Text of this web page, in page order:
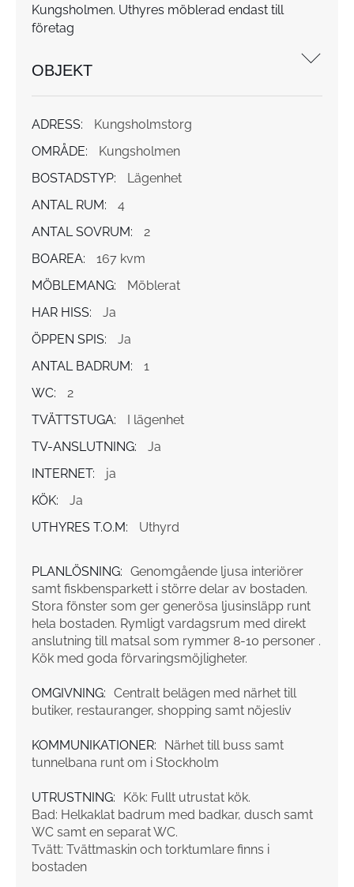
Kungsholmen. Uthyres möblerad endast till
företag
OBJEKT
ADRESS:
Kungsholmstorg
OMRÅDE:
Kungsholmen
BOSTADSTYP:
Lägenhet
ANTAL RUM:
4
ANTAL SOVRUM:
2
BOAREA:
167 kvm
MÖBLEMANG:
Möblerat
HAR HISS:
Ja
ÖPPEN SPIS:
Ja
ANTAL BADRUM:
1
WC:
2
TVÄTTSTUGA:
I lägenhet
TV-ANSLUTNING:
Ja
INTERNET:
ja
KÖK:
Ja
UTHYRES T.O.M:
Uthyrd
PLANLÖSNING: Genomgående ljusa interiörer
samt fiskbensparkett i större delar av bostaden.
Stora fönster som ger generösa ljusinsläpp runt
hela bostaden. Rymligt vardagsrum med direkt
anslutning till matsal som rymmer 8-10 personer .
Kök med goda förvaringsmöjligheter.
OMGIVNING: Centralt belägen med närhet till
butiker, restauranger, shopping samt nöjesliv
KOMMUNIKATIONER:
Närhet till buss samt
tunnelbana runt om i Stockholm
UTRUSTNING:
Kök: Fullt utrustat kök.
Bad: Helkaklat badrum med badkar, dusch samt
WC samt en separat WC.
Tvätt: Tvättmaskin och torktumlare finns i
bostaden